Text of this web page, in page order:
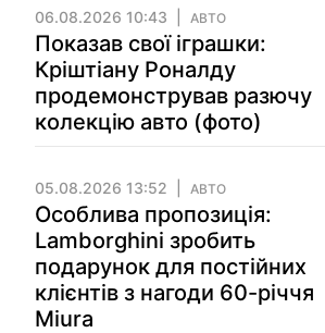
06.08.2026 10:43 АВТО
Показав свої іграшки:
Кріштіану Роналду
продемонстрував разючу
колекцію авто (фото)
05.08.2026 13:52 АВТО
Особлива пропозиція:
Lamborghini зробить
подарунок для постійних
клієнтів з нагоди 60-річчя
Miura